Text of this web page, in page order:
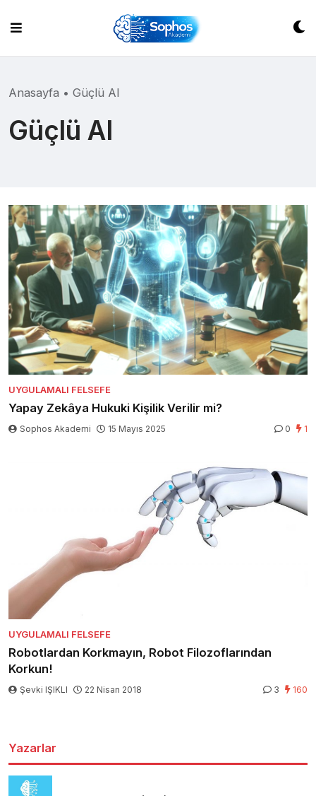
content
Anasayfa • Güçlü AI
Güçlü AI
UYGULAMALI FELSEFE
Yapay Zekâya Hukuki Kişilik Verilir mi?
Sophos Akademi 15 Mayıs 2025 0 1
UYGULAMALI FELSEFE
Robotlardan Korkmayın, Robot Filozoflarından
Korkun!
Şevki IŞIKLI 22 Nisan 2018 3 160
Yazarlar